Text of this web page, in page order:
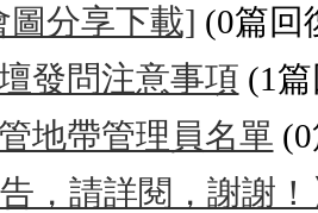
圖分享下載] (0篇回
發問注意事項 (1
地帶管理員名單
告，請詳閱，謝謝